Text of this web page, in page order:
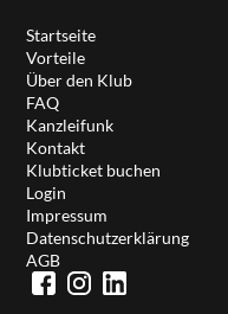
Startseite
Vorteile
Über den Klub
FAQ
Kanzleifunk
Kontakt
Klubticket buchen
Login
Impressum
Datenschutzerklärung
AGB